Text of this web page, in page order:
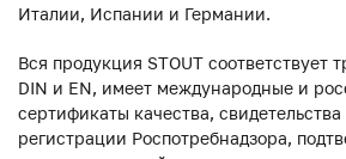
Италии, Испании и Германии.
Вся продукция STOUT соответствует
DIN и EN, имеет международные и
сертификаты качества,
регистрации Роспотребнадзора,